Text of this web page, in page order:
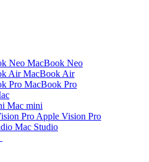
MacBook Neo
MacBook Air
MacBook Pro
Mac mini
Apple Vision Pro
Mac Studio